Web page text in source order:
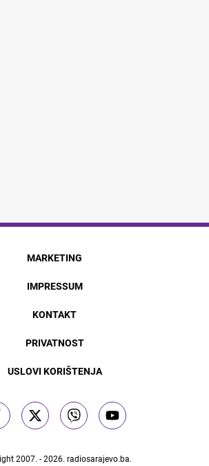
MARKETING
IMPRESSUM
KONTAKT
PRIVATNOST
USLOVI KORIŠTENJA
2007. - 2026. radiosarajevo.ba.